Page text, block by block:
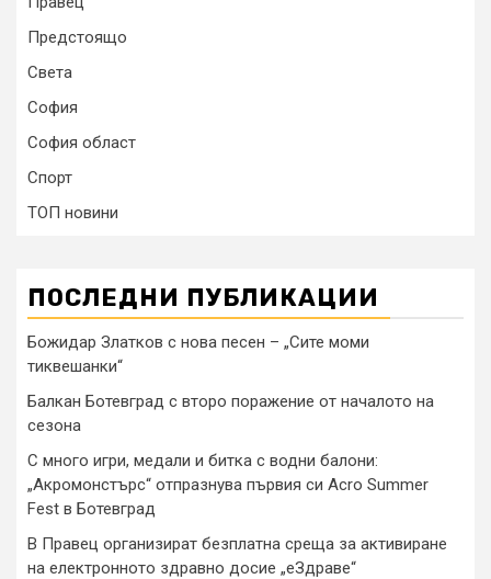
Предстоящо
Света
София
София област
Спорт
ТОП новини
ПОСЛЕДНИ ПУБЛИКАЦИИ
Божидар Златков с нова песен – „Сите моми
тиквешанки“
Балкан Ботевград с второ поражение от началото на
сезона
С много игри, медали и битка с водни балони:
„Акромонстърс“ отпразнува първия си Acro Summer
Fest в Ботевград
В Правец организират безплатна среща за активиране
на електронното здравно досие „еЗдраве“